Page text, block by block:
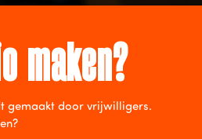
maken?
gemaakt door vrijwilligers.